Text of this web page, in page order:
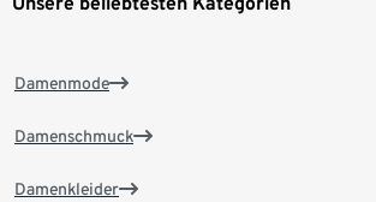
Damenmode
Damenschmuck
Damenkleider